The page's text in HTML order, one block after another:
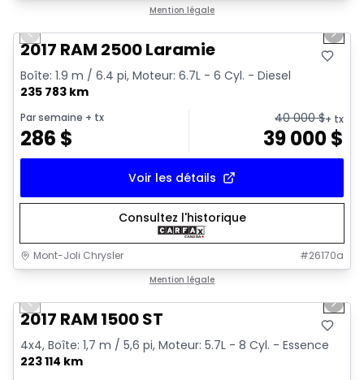
Mention légale
Vidéo disponible
Previous slide Next
2017 RAM 2500 Laramie
Boîte: 1.9 m / 6.4 pi, Moteur: 6.7L - 6 Cyl. - Diesel
235 783 km
Par semaine + tx
286 $
40 000$+ tx
39 000$
Voir les détails
Consultez l'historique
Mont-Joli Chrysler #26170a
Mention légale
Vidéo disponible
Previous slide Next
2017 RAM 1500 ST
4x4, Boîte: 1,7 m / 5,6 pi, Moteur: 5.7L - 8 Cyl. - Essence
223 114 km